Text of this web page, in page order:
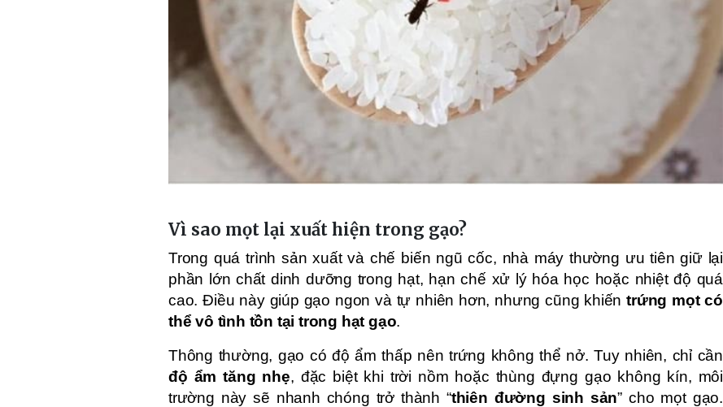
Vì sao mọt lại xuất hiện trong gạo?
Trong quá trình sản xuất và chế biến ngũ cốc, nhà máy thường ưu tiên giữ lại
phần lớn chất dinh dưỡng trong hạt, hạn chế xử lý hóa học hoặc nhiệt độ quá
cao. Điều này giúp gạo ngon và tự nhiên hơn, nhưng cũng khiếntrứng mọt có
thể vô tình tồn tại trong hạt gạo.
Thông thường, gạo có độ ẩm thấp nên trứng không thể nở. Tuy nhiên, chỉ cần
độ ẩm tăng nhẹ, đặc biệt khi trời nồm hoặc thùng đựng gạo không kín, môi
trường này sẽ nhanh chóng trở thành “thiên đường sinh sản” cho mọt gạo.